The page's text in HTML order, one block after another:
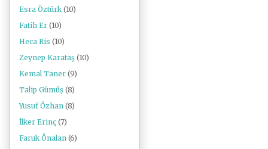
Esra Öztürk (10)
Fatih Er (10)
Heca Ris (10)
Zeynep Karataş (10)
Kemal Taner (9)
Talip Gümüş (8)
Yusuf Özhan (8)
İlker Erinç (7)
Faruk Önalan (6)